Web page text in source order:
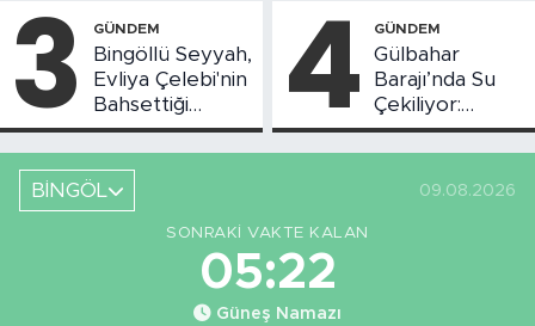
3 GÜNDEM
Bingöllü Seyyah,
Evliya Çelebi'nin
Bahsettiği
Bingöl'deki O
Yeri Görüntüledi
4 GÜNDEM
Gülbahar
Barajı’nda Su
Çekiliyor:
Piknikçi Sayısı
Azaldı
BİNGÖL
09.08.2026
SONRAKI VAKTE KALAN
05:21
Güneş Namazı